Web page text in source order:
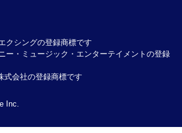
クシングの登録商標です
ー・ミュージック・エンターテイメントの登録
式会社の登録商標です
Inc.